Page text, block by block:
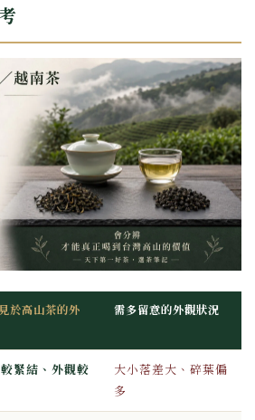
於高山茶的外
需多留意的外觀狀況
緊結、外觀較
大小落差大、碎葉偏
多